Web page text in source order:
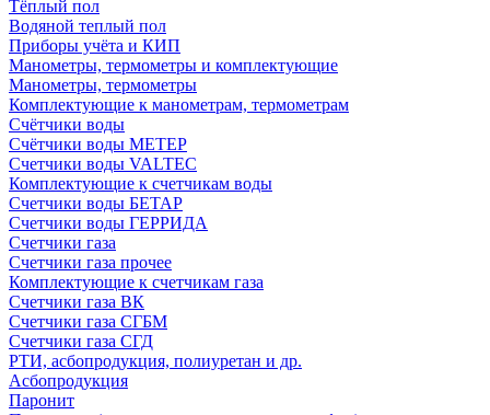
Тёплый пол
Водяной теплый пол
Приборы учёта и КИП
Манометры, термометры и комплектующие
Манометры, термометры
Комплектующие к манометрам, термометрам
Счётчики воды
Счётчики воды МЕТЕР
Счетчики воды VALTEC
Комплектующие к счетчикам воды
Счетчики воды БЕТАР
Счетчики воды ГЕРРИДА
Счетчики газа
Счетчики газа прочее
Комплектующие к счетчикам газа
Счетчики газа ВК
Счетчики газа СГБМ
Счетчики газа СГД
РТИ, асбопродукция, полиуретан и др.
Асбопродукция
Паронит